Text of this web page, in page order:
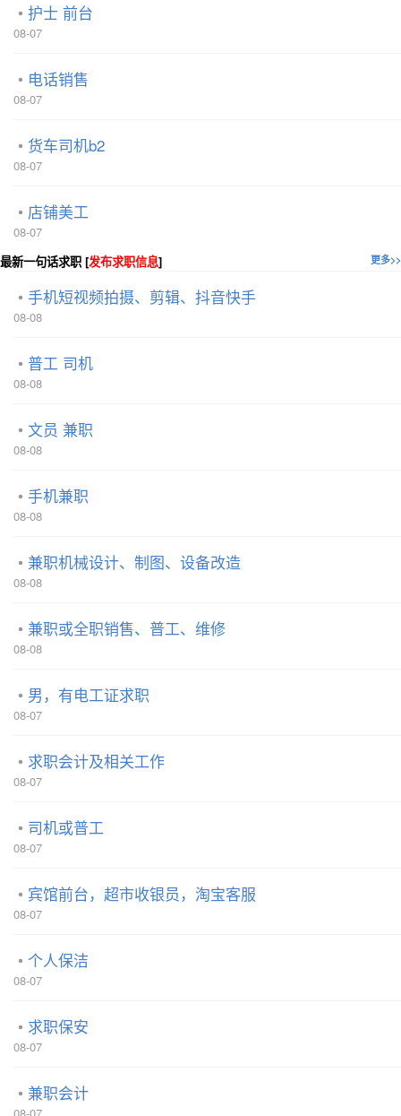
护士 前台
08-07
电话销售
08-07
货车司机b2
08-07
店铺美工
08-07
更多>>
最新一句话求职 [发布求职信息]
手机短视频拍摄、剪辑、抖音快手
08-08
普工 司机
08-08
文员 兼职
08-08
手机兼职
08-08
兼职机械设计、制图、设备改造
08-08
兼职或全职销售、普工、维修
08-08
男，有电工证求职
08-07
求职会计及相关工作
08-07
司机或普工
08-07
宾馆前台，超市收银员，淘宝客服
08-07
个人保洁
08-07
求职保安
08-07
兼职会计